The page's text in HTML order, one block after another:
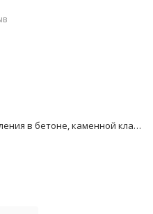
каменной кладке, природном камне, граните